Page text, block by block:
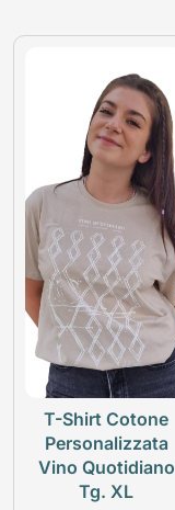
T-Shirt Cotone
Personalizzata
Vino Quotidiano
Tg. XL